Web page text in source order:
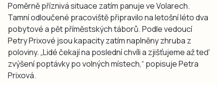
Poměrně příznivá situace zatím panuje ve Volarech.
Tamní odloučené pracoviště připravilo na letošní léto dva
pobytové a pět příměstských táborů. Podle vedoucí
Petry Prixové jsou kapacity zatím naplněny zhruba z
poloviny. „Lidé čekají na poslední chvíli a zjišťujeme až teď
zvýšení poptávky po volných místech,“ popisuje Petra
Prixová.